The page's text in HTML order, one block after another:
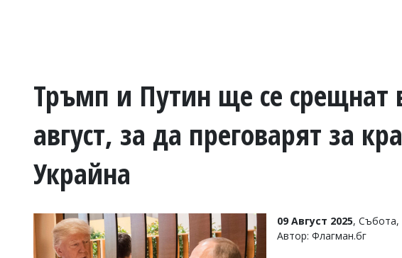
ВОЙНАТА
УКРАЙНА
СПОРТ
РАЗСЛЕДВАНЕ
БИЗНЕС
Тръмп и Путин ще се срещнат
август, за да преговарят за
Украйна
09 Август 2025, Събота,
Автор: Флагман.бг